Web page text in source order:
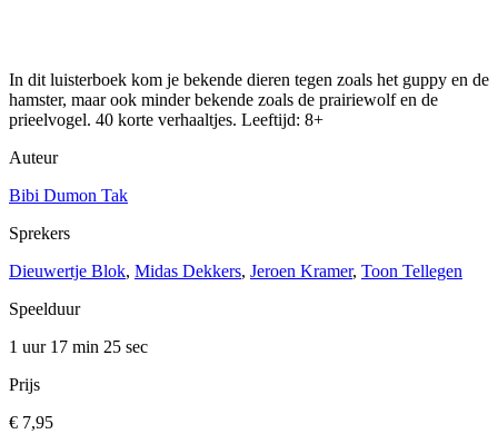
In dit luisterboek kom je bekende dieren tegen zoals het guppy en de
hamster, maar ook minder bekende zoals de prairiewolf en de
prieelvogel. 40 korte verhaaltjes. Leeftijd: 8+
Auteur
Bibi Dumon Tak
Sprekers
Dieuwertje Blok, Midas Dekkers, Jeroen Kramer, Toon Tellegen
Speelduur
1 uur 17 min 25 sec
Prijs
€ 7,95